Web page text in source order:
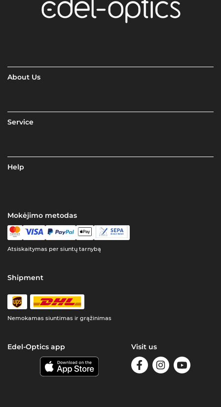
About Us
Service
Help
Mokėjimo metodas
Atsiskaitymas per siuntų tarnybą
Shipment
Nemokamas siuntimas ir grąžinimas
Edel-Optics app Visit us